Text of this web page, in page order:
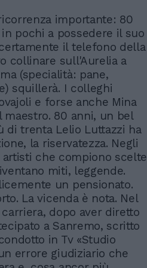
importante: 80
pochi a possedere il suo
il telefono della
collinare sull'Aurelia a
(specialità: pane,
squillerà. I colleghi
e forse anche Mina
80 anni, un bel
di trenta Lelio Luttazzi ha
la riservatezza. Negli
che compiono scelte
miti, leggende.
un pensionato.
La vicenda è nota. Nel
dopo aver diretto
a Sanremo, scritto
in Tv «Studio
errore giudiziario che